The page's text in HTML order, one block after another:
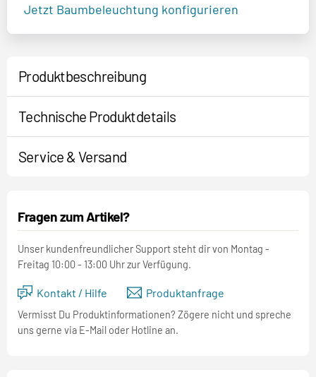
Jetzt Baumbeleuchtung konfigurieren
Produktbeschreibung
Technische Produktdetails
Service & Versand
Fragen zum Artikel?
Unser kundenfreundlicher Support steht dir von Montag -
Freitag 10:00 - 13:00 Uhr zur Verfügung.
Kontakt / Hilfe Produktanfrage
Vermisst Du Produktinformationen? Zögere nicht und spreche
uns gerne via E-Mail oder Hotline an.